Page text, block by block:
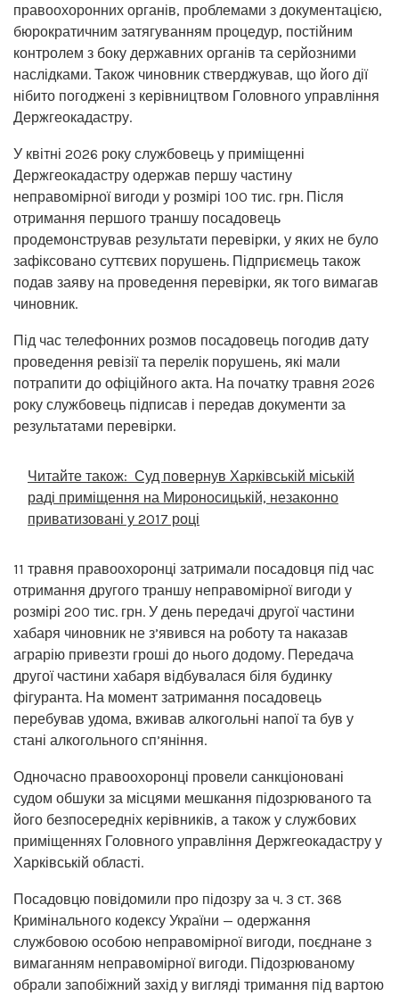
правоохоронних органів, проблемами з документацією,
бюрократичним затягуванням процедур, постійним
контролем з боку державних органів та серйозними
наслідками. Також чиновник стверджував, що його дії
нібито погоджені з керівництвом Головного управління
Держгеокадастру.
У квітні 2026 року службовець у приміщенні
Держгеокадастру одержав першу частину
неправомірної вигоди у розмірі 100 тис. грн. Після
отримання першого траншу посадовець
продемонстрував результати перевірки, у яких не було
зафіксовано суттєвих порушень. Підприємець також
подав заяву на проведення перевірки, як того вимагав
чиновник.
Під час телефонних розмов посадовець погодив дату
проведення ревізії та перелік порушень, які мали
потрапити до офіційного акта. На початку травня 2026
року службовець підписав і передав документи за
результатами перевірки.
Читайте також: Суд повернув Харківській міській
раді приміщення на Мироносицькій, незаконно
приватизовані у 2017 році
11 травня правоохоронці затримали посадовця під час
отримання другого траншу неправомірної вигоди у
розмірі 200 тис. грн. У день передачі другої частини
хабаря чиновник не з’явився на роботу та наказав
аграрію привезти гроші до нього додому. Передача
другої частини хабаря відбувалася біля будинку
фігуранта. На момент затримання посадовець
перебував удома, вживав алкогольні напої та був у
стані алкогольного сп’яніння.
Одночасно правоохоронці провели санкціоновані
судом обшуки за місцями мешкання підозрюваного та
його безпосередніх керівників, а також у службових
приміщеннях Головного управління Держгеокадастру у
Харківській області.
Посадовцю повідомили про підозру за ч. 3 ст. 368
Кримінального кодексу України — одержання
службовою особою неправомірної вигоди, поєднане з
вимаганням неправомірної вигоди. Підозрюваному
обрали запобіжний захід у вигляді тримання під вартою